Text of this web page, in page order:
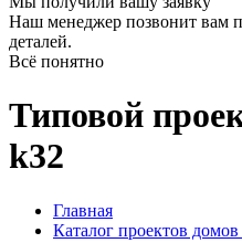
Наш менеджер позвонит вам
деталей.
Всё понятно
Типовой
k32
Главная
Каталог проектов